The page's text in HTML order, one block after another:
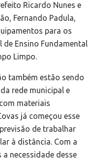
Ricardo Nunes e
Fernando Padula,
para os
Ensino Fundamental
Limpo.
também estão sendo
rede municipal e
materiais
já começou esse
de trabalhar
à distância. Com a
necessidade desse